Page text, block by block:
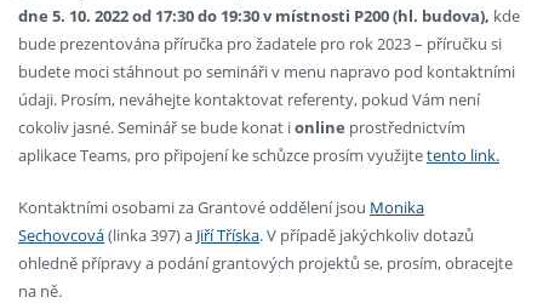
dne 5. 10. 2022 od 17:30 do 19:30 v místnosti P200 (hl. budova), kde
bude prezentována příručka pro žadatele pro rok 2023 – příručku si
budete moci stáhnout po semináři v menu napravo pod kontaktními
údaji. Prosím, neváhejte kontaktovat referenty, pokud Vám není
cokoliv jasné. Seminář se bude konat ionline prostřednictvím
aplikace Teams, pro připojení ke schůzce prosím využijtetento link.
Kontaktními osobami za Grantové oddělení jsou Monika
Sechovcová(linka 397) a Jiří Tříska. V případě jakýchkoliv dotazů
ohledně přípravy a podání grantových projektů se, prosím, obracejte
na ně.